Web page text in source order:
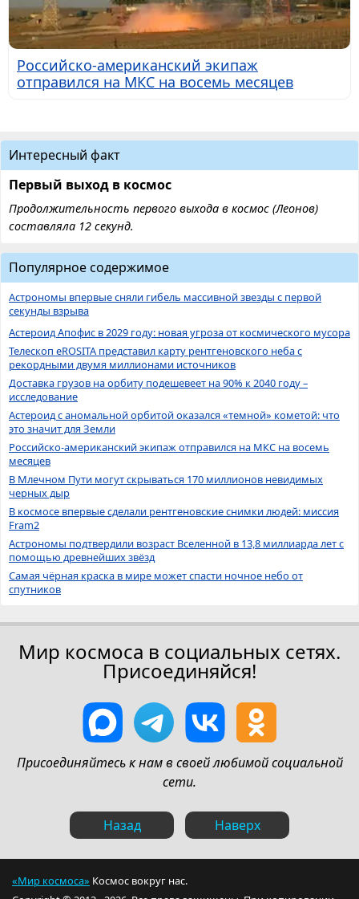
Российско-американский экипаж
отправился на МКС на восемь месяцев
Интересный факт
Первый выход в космос
Продолжительность первого выхода в космос (Леонов)
составляла 12 секунд.
Популярное содержимое
Астрономы впервые сняли гибель массивной звезды с первой
секунды взрыва
Астероид Апофис в 2029 году: новая угроза от космического мусора
Телескоп eROSITA представил карту рентгеновского неба с
рекордными двумя миллионами источников
Доставка грузов на орбиту подешевеет на 90% к 2040 году –
исследование
Астероид с аномальной орбитой оказался «темной» кометой: что
это значит для Земли
Российско-американский экипаж отправился на МКС на восемь
месяцев
В Млечном Пути могут скрываться 170 миллионов невидимых
черных дыр
В космосе впервые сделали рентгеновские снимки людей: миссия
Fram2
Астрономы подтвердили возраст Вселенной в 13,8 миллиарда лет с
помощью древнейших звёзд
Самая чёрная краска в мире может спасти ночное небо от
спутников
Мир космоса в социальных сетях.
Присоединяйся!
Присоединяйтесь к нам в своей любимой социальной
сети.
Назад Наверх
«Мир космоса» Космос вокруг нас.